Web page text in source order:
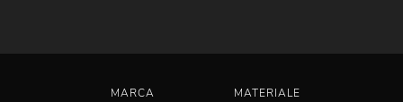
MARCA MATERIALE